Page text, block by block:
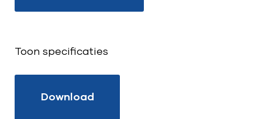
Toon specificaties
Download